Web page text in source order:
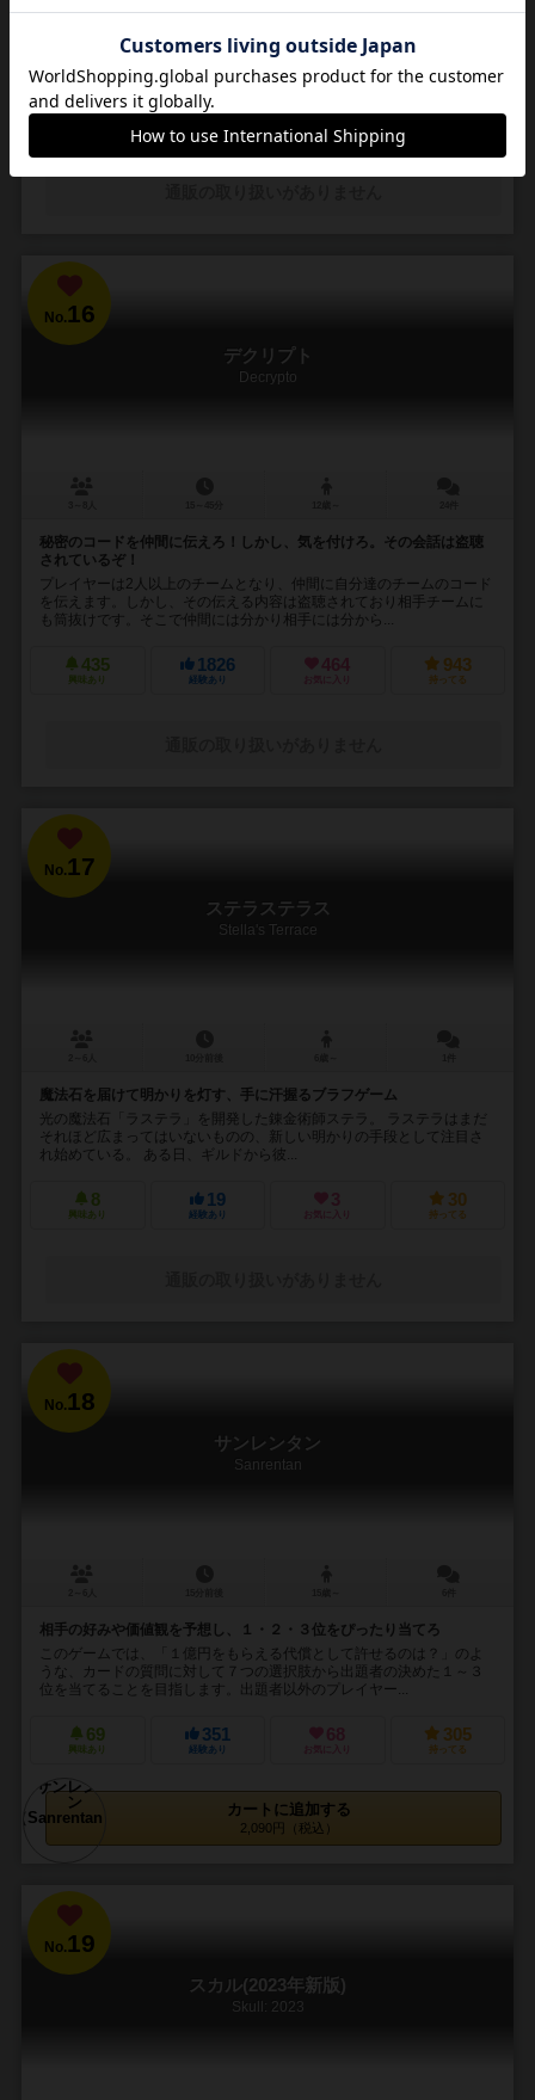
ラ）はババ抜きをベースとした2人用アクションカードゲーム。 各プレ
イヤーはババ抜きと同様...
15 16 7 23
No. 16
デクリプト
Decrypto
秘密のコードを仲間に伝えろ！しかし、気を付けろ。その会話は盗聴
されているぞ！
プレイヤーは2人以上のチームとなり、仲間に自分達のチームのコード
を伝えます。しかし、その伝える内容は盗聴されており相手チームに
も筒抜けです。そこで仲間には分かり相手には分から...
435
興味あり
1826
経験あり
464
お気に入り
943
持ってる
No.17
ステラステラス
Stella's Terrace
魔法石を届けて明かりを灯す、手に汗握るブラフゲーム
光の魔法石「ラステラ」を開発した錬金術師ステラ。 ラステラはまだ
それほど広まってはいないものの、新しい明かりの手段として注目さ
れ始めている。 ある日、ギルドから彼...
8
興味あり
19
経験あり
3
お気に入り
30
持ってる
No.18
サンレンタン
Sanrentan
相手の好みや価値観を予想し、１・２・３位をぴったり当てろ
このゲームでは、「１億円をもらえる代償として許せるのは？」のよ
うな、カードの質問に対して７つの選択肢から出題者の決めた１～３
位を当てることを目指します。出題者以外のプレイヤー...
69
興味あり
351
経験あり
68
お気に入り
305
持ってる
カートに追加する
2,090円（税込）
No.19
スカル(2023年新版)
Skull: 2023